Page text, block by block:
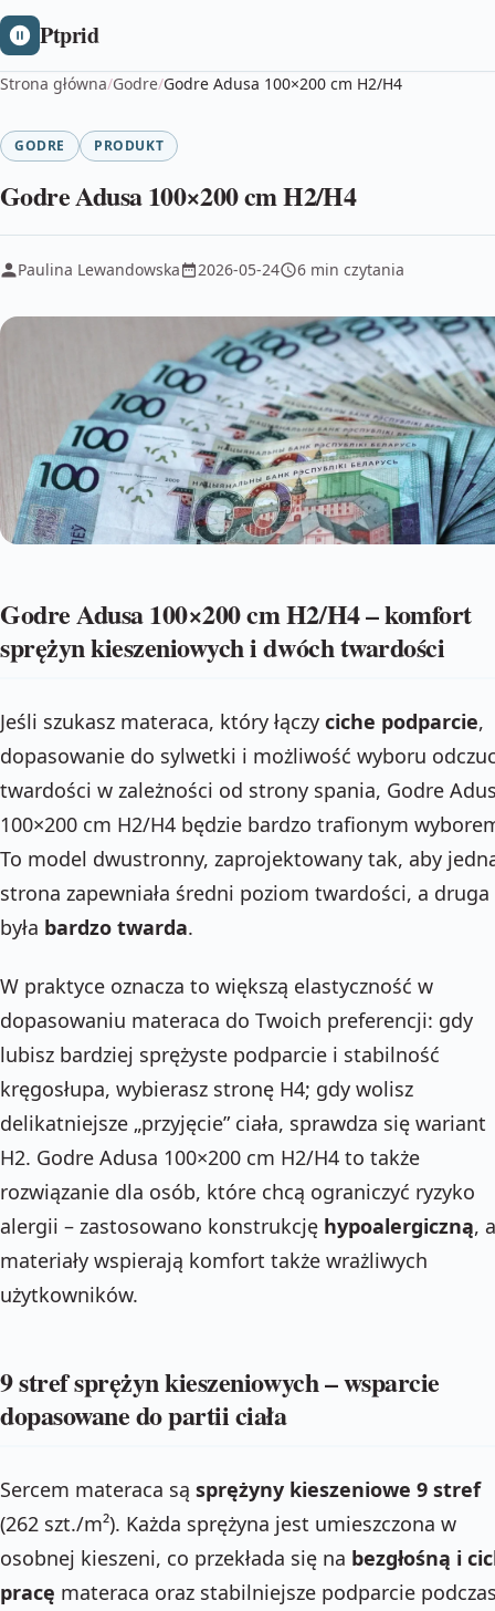
Ptprid
Strona główna/Godre/Godre Adusa 100×200 cm H2/H4
GODRE PRODUKT
Godre Adusa 100×200 cm H2/H4
Paulina Lewandowska 2026-05-24 6 min czytania
Godre Adusa 100×200 cm H2/H4 – komfort
sprężyn kieszeniowych i dwóch twardości
Jeśli szukasz materaca, który łączy ciche podparcie,
dopasowanie do sylwetki i możliwość wyboru
twardości w zależności od strony spania, Godre
100×200 cm H2/H4 będzie bardzo trafionym
To model dwustronny, zaprojektowany tak, aby
strona zapewniała średni poziom twardości, a druga
była bardzo twarda.
W praktyce oznacza to większą elastyczność w
dopasowaniu materaca do Twoich preferencji: gdy
lubisz bardziej sprężyste podparcie i stabilność
kręgosłupa, wybierasz stronę H4; gdy wolisz
delikatniejsze „przyjęcie” ciała, sprawdza się wariant
H2. Godre Adusa 100×200 cm H2/H4 to także
rozwiązanie dla osób, które chcą ograniczyć ryzyko
alergii – zastosowano konstrukcję hypoalergiczną, a
materiały wspierają komfort także wrażliwych
użytkowników.
9 stref sprężyn kieszeniowych – wsparcie
dopasowane do partii ciała
Sercem materaca są sprężyny kieszeniowe 9 stref
(262 szt./m²). Każda sprężyna jest umieszczona w
osobnej kieszeni, co przekłada się na bezgłośną i
pracę materaca oraz stabilniejsze podparcie